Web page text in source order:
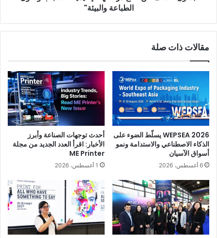
معرض الكويت الدولي للكتاب 22023
الطباعة والبيئة"
مقالات ذات صلة
WEPSEA 2026 يسلّط الضوء على
الذكاء الاصطناعي والاستدامة ونمو
أسواق الآسيان
6 أغسطس، 2026
أحدث توجهات الصناعة وأبرز
الأخبار: اقرأ العدد الجديد من مجلة
ME Printer
1 أغسطس، 2026